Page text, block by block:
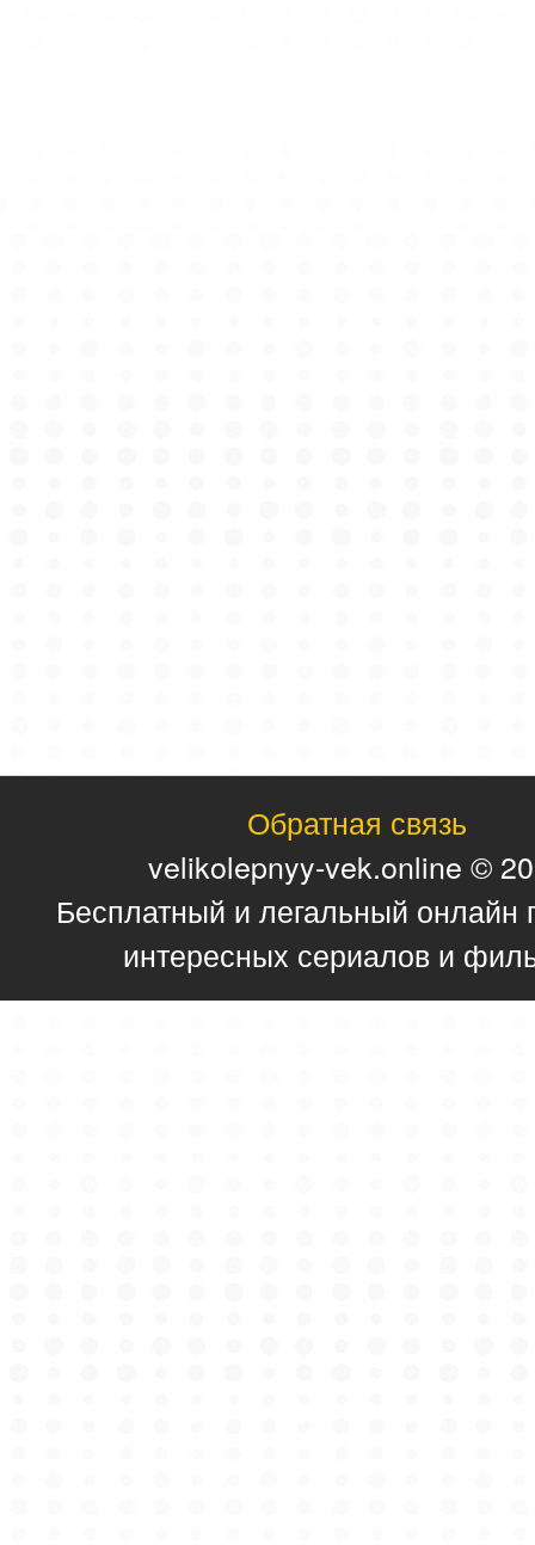
Обратная связь
velikolepnyy-vek.online ©
Бесплатный и легальный онлайн
интересных сериалов и